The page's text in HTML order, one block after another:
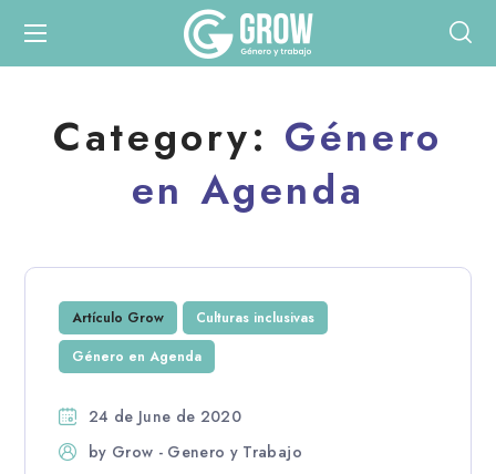
Category: Género
en Agenda
Artículo Grow
Culturas inclusivas
Género en Agenda
24 de June de 2020
by Grow - Genero y Trabajo